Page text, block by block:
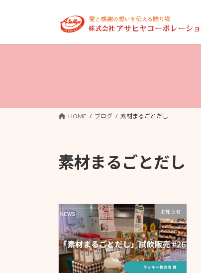
ン
ー
HOME ブログ 素材まるごとだし
素材まるごとだし
お知らせ